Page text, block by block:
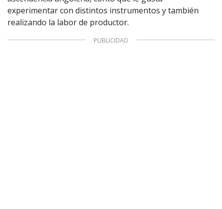
experimentar con distintos instrumentos y también
realizando la labor de productor.